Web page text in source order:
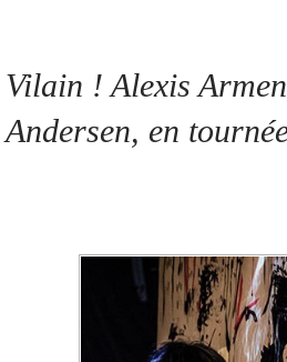
Se connecter
Vilain ! Alexis
Andersen, en